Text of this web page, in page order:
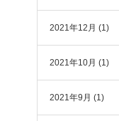
2021年12月 (1)
2021年10月 (1)
2021年9月 (1)